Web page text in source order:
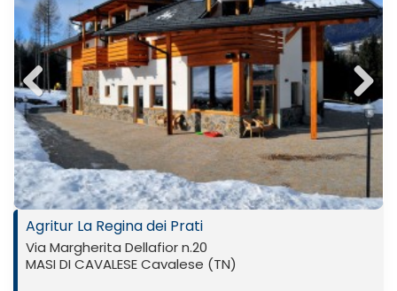
Previ
ous
Next
Agritur La Regina dei Prati
Via Margherita Dellafior n.20
MASI DI CAVALESE Cavalese (TN)